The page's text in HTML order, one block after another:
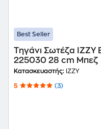
Best Seller
Τηγάνι Σωτέζα IZZY
225030 28 cm Μπεζ
Κατασκευαστής: IZZY
5 (3)